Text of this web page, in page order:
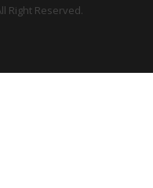
Right Reserved.